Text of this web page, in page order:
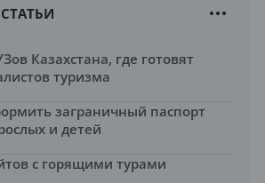
Казахстана, где готовят
туризма
заграничный паспорт
и детей
с горящими турами